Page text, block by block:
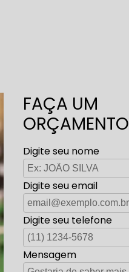
FAÇA UM
ORÇAMENTO
Digite seu nome
Digite seu email
Digite seu telefone
Mensagem